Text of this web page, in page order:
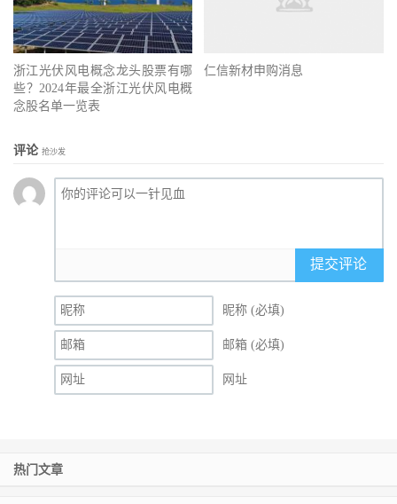
浙江光伏风电概念龙头股票有哪
些？2024年最全浙江光伏风电概
念股名单一览表
仁信新材申购消息
评论 抢沙发
提交评论
昵称 (必填)
邮箱 (必填)
网址
热门文章